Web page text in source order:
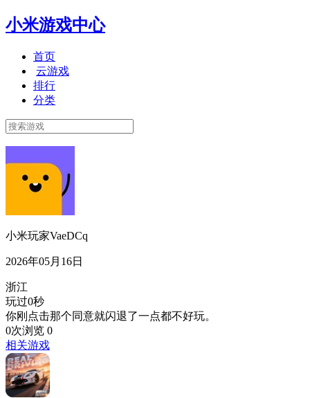
小米游戏中心
首页
云游戏
排行
分类
小米玩家VaeDCq
2026年05月16日
浙江
玩过0秒
你刚点击那个同意就闪退了一点都不好玩。
0次浏览 0
相关游戏